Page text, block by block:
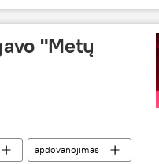
"Metų
apdovanojimas